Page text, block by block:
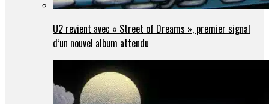
U2 revient avec « Street of Dreams », premier signal
d’un nouvel album attendu